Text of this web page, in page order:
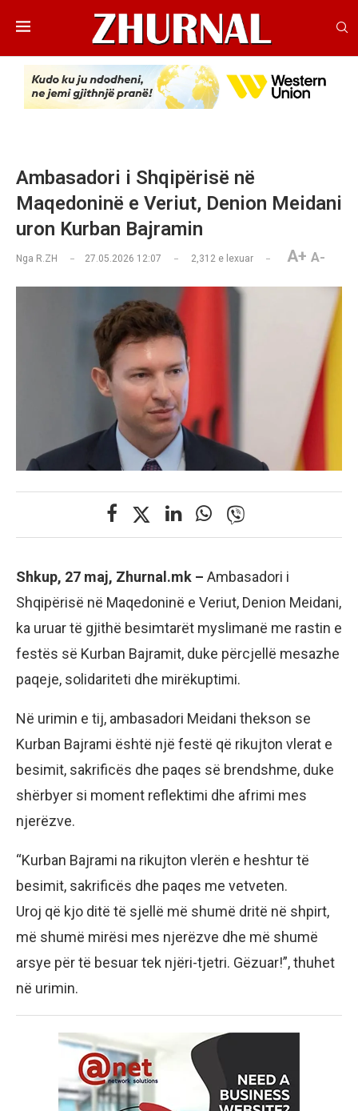
Ambasadori i Shqipërisë në
Maqedoninë e Veriut, Denion Meidani
uron Kurban Bajramin
Nga R.ZH 27.05.2026 12:07 2,312 e lexuar A+ A-
Shkup, 27 maj, Zhurnal.mk – Ambasadori i
Shqipërisë në Maqedoninë e Veriut, Denion Meidani,
ka uruar të gjithë besimtarët myslimanë me rastin e
festës së Kurban Bajramit, duke përcjellë mesazhe
paqeje, solidariteti dhe mirëkuptimi.
Në urimin e tij, ambasadori Meidani thekson se
Kurban Bajrami është një festë që rikujton vlerat e
besimit, sakrificës dhe paqes së brendshme, duke
shërbyer si moment reflektimi dhe afrimi mes
njerëzve.
“Kurban Bajrami na rikujton vlerën e heshtur të
besimit, sakrificës dhe paqes me vetveten.
Uroj që kjo ditë të sjellë më shumë dritë në shpirt,
më shumë mirësi mes njerëzve dhe më shumë
arsye për të besuar tek njëri-tjetri. Gëzuar!”, thuhet
në urimin.